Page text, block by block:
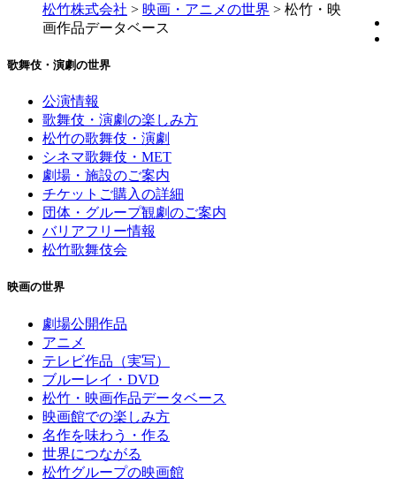
松竹株式会社 > 映画・アニメの世界 > 松竹・映
画作品データベース
歌舞伎・演劇の世界
公演情報
歌舞伎・演劇の楽しみ方
松竹の歌舞伎・演劇
シネマ歌舞伎・MET
劇場・施設のご案内
チケットご購入の詳細
団体・グループ観劇のご案内
バリアフリー情報
松竹歌舞伎会
映画の世界
劇場公開作品
アニメ
テレビ作品（実写）
ブルーレイ・DVD
松竹・映画作品データベース
映画館での楽しみ方
名作を味わう・作る
世界につながる
松竹グループの映画館